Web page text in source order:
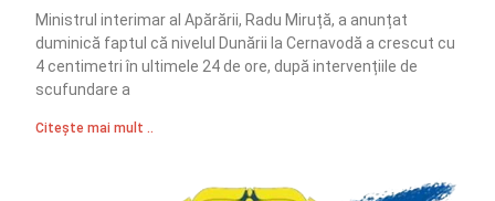
Ministrul interimar al Apărării, Radu Miruță, a anunțat
duminică faptul că nivelul Dunării la Cernavodă a crescut cu
4 centimetri în ultimele 24 de ore, după intervențiile de
scufundare a
Citește mai mult ..